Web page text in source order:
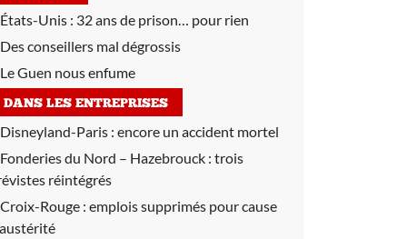
États-Unis : 32 ans de prison… pour rien
Des conseillers mal dégrossis
Le Guen nous enfume
DANS LES ENTREPRISES
Disneyland-Paris : encore un accident mortel
Fonderies du Nord – Hazebrouck : trois
réintégrés
Croix-Rouge : emplois supprimés pour cause